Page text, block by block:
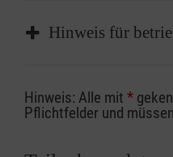
Hinweis für
Sofern Sie ein
Ihrer
Hinweis: Alle mit *
Pflichtfelder und